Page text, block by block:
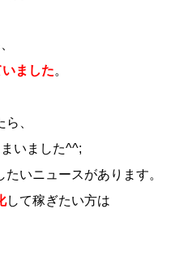
ました。
、
いました^^;
いニュースがあります。
して稼ぎたい方は